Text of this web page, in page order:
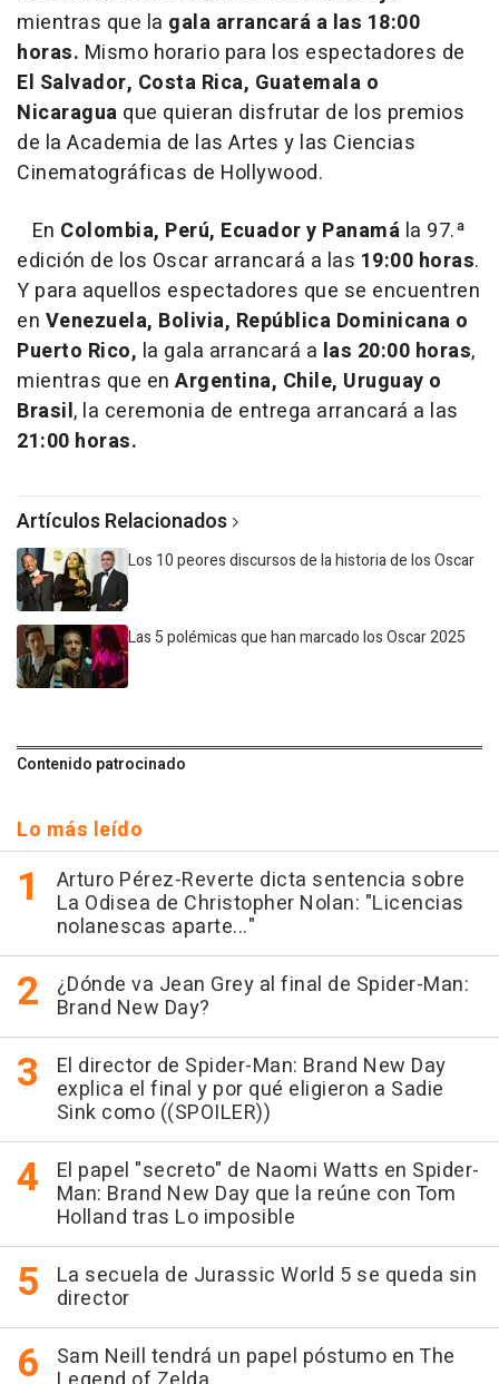
mientras que la gala arrancará a las 18:00
horas. Mismo horario para los espectadores de
El Salvador, Costa Rica, Guatemala o
Nicaragua que quieran disfrutar de los premios
de la Academia de las Artes y las Ciencias
Cinematográficas de Hollywood.
En Colombia, Perú, Ecuador y Panamá la 97.ª
edición de los Oscar arrancará a las 19:00 horas.
Y para aquellos espectadores que se encuentren
en Venezuela, Bolivia, República Dominicana o
Puerto Rico, la gala arrancará a las 20:00 horas,
mientras que en Argentina, Chile, Uruguay o
Brasil, la ceremonia de entrega arrancará a las
21:00 horas.
Artículos Relacionados
Los 10 peores discursos de la historia de los Oscar
Las 5 polémicas que han marcado los Oscar 2025
Contenido patrocinado
Lo más leído
Arturo Pérez-Reverte dicta sentencia sobre
La Odisea de Christopher Nolan: "Licencias
nolanescas aparte..."
¿Dónde va Jean Grey al final de Spider-Man:
Brand New Day?
El director de Spider-Man: Brand New Day
explica el final y por qué eligieron a Sadie
Sink como ((SPOILER))
El papel "secreto" de Naomi Watts en Spider-
Man: Brand New Day que la reúne con Tom
Holland tras Lo imposible
La secuela de Jurassic World 5 se queda sin
director
Sam Neill tendrá un papel póstumo en The